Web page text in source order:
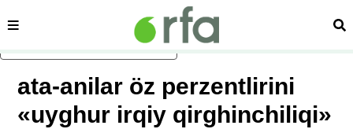
asasliq mezmungha atlang
sehipe
ata-anilar öz perzentlirini
«uyghur irqiy qirghinchiliqi»